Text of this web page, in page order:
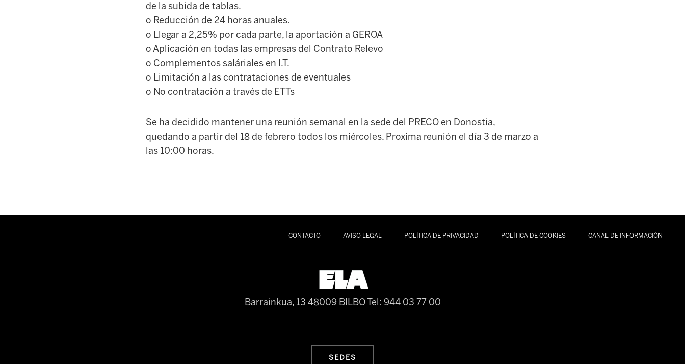
de la subida de tablas.
o Reducción de 24 horas anuales.
o Llegar a 2,25% por cada parte, la aportación a GEROA
o Aplicación en todas las empresas del Contrato Relevo
o Complementos saláriales en I.T.
o Limitación a las contrataciones de eventuales
o No contratación a través de ETTs
Se ha decidido mantener una reunión semanal en la sede del PRECO en Donostia,
quedando a partir del 18 de febrero todos los miércoles. Proxima reunión el día 3 de marzo a
las 10:00 horas.
CONTACTO AVISO LEGAL POLÍTICA DE PRIVACIDAD POLÍTICA DE COOKIES CANAL DE INFORMACIÓN
Barrainkua, 13 48009 BILBOTel: 944 03 77 00
SEDES